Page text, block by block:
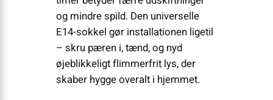
og mindre spild. Den universelle
E14-sokkel gør installationen ligetil
– skru pæren i, tænd, og nyd
øjeblikkeligt flimmerfrit lys, der
skaber hygge overalt i hjemmet.